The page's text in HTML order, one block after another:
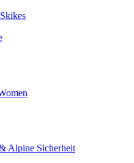
Alpine Sicherheit